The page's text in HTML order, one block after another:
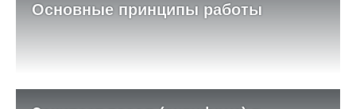
Основные принципы работы